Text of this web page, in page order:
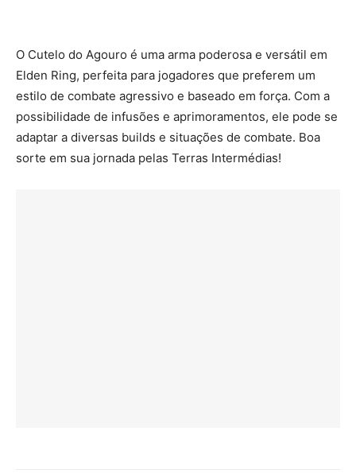
O Cutelo do Agouro é uma arma poderosa e versátil em
Elden Ring, perfeita para jogadores que preferem um
estilo de combate agressivo e baseado em força. Com a
possibilidade de infusões e aprimoramentos, ele pode se
adaptar a diversas builds e situações de combate. Boa
sorte em sua jornada pelas Terras Intermédias!